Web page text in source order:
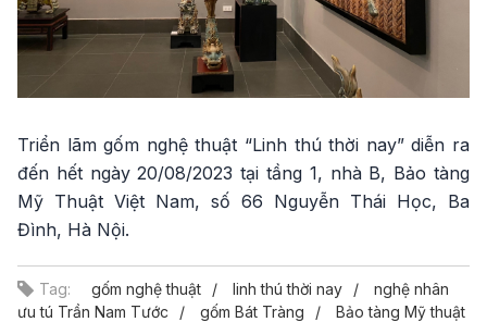
Triển lãm gốm nghệ thuật “Linh thú thời nay” diễn ra
đến hết ngày 20/08/2023 tại tầng 1, nhà B, Bảo tàng
Mỹ Thuật Việt Nam, số 66 Nguyễn Thái Học, Ba
Đình, Hà Nội.
Tag: gốm nghệ thuật linh thú thời nay
nghệ nhân
ưu tú Trần Nam Tước
gốm Bát Tràng
Bảo tàng Mỹ thuật